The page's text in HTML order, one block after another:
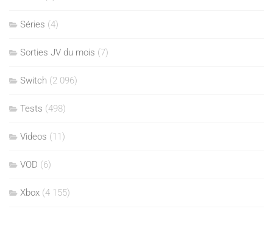
Séries (4)
Sorties JV du mois (7)
Switch (2 096)
Tests (498)
Videos (11)
VOD (6)
Xbox (4 155)